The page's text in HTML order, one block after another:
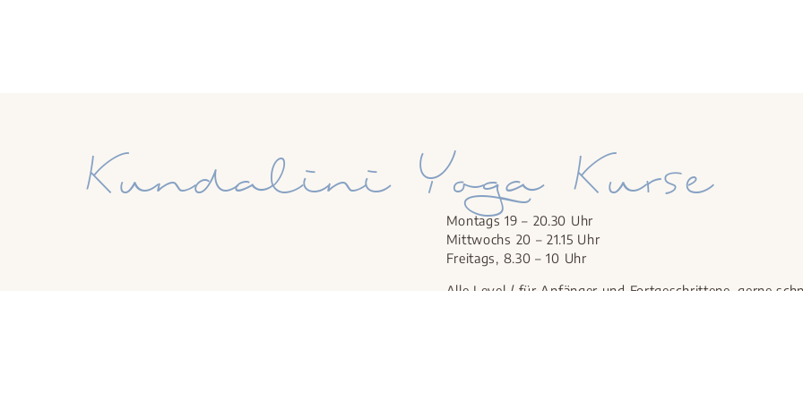
Kundalini Yoga Kurse
Montags 19 – 20.30 Uhr
Mittwochs 20 – 21.15 Uhr
Freitags, 8.30 – 10 Uhr
Alle Level / für Anfänger und Fortgeschrittene, gerne